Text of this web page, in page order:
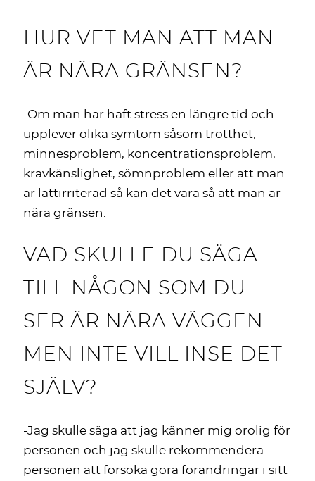
HUR VET MAN ATT MAN
ÄR NÄRA GRÄNSEN?
-Om man har haft stress en längre tid och
upplever olika symtom såsom trötthet,
minnesproblem, koncentrationsproblem,
kravkänslighet, sömnproblem eller att man
är lättirriterad så kan det vara så att man är
nära gränsen.
VAD SKULLE DU SÄGA
TILL NÅGON SOM DU
SER ÄR NÄRA VÄGGEN
MEN INTE VILL INSE DET
SJÄLV?
-Jag skulle säga att jag känner mig orolig för
personen och jag skulle rekommendera
personen att försöka göra förändringar i sitt